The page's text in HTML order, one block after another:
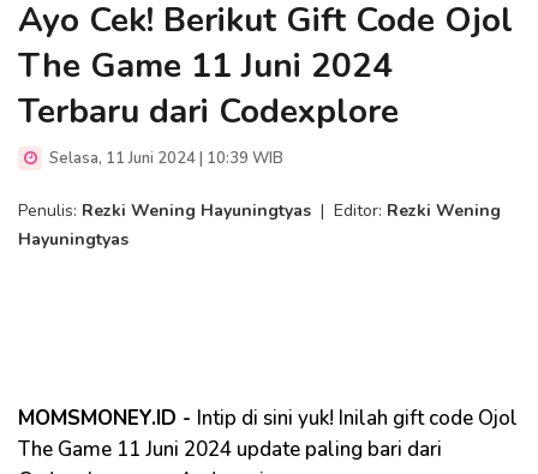
Ayo Cek! Berikut Gift Code Ojol
The Game 11 Juni 2024
Terbaru dari Codexplore
Selasa, 11 Juni 2024 | 10:39 WIB
Penulis: Rezki Wening Hayuningtyas | Editor: Rezki Wening
Hayuningtyas
MOMSMONEY.ID - Intip di sini yuk! Inilah gift code Ojol
The Game 11 Juni 2024 update paling bari dari